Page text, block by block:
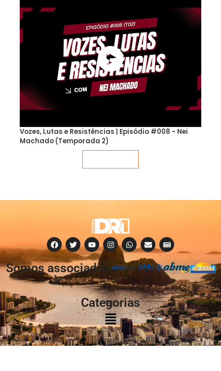
Vozes, Lutas e Resistências | Episódio #008 - Nei
Machado (Temporada 2)
Somos associados
à:
Categorias